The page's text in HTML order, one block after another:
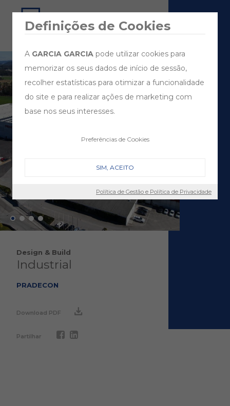
Design & Build
Industrial
PRADECON
Download PDF
Partilhar
Definições de Cookies
A GARCIA GARCIA pode utilizar cookies para
memorizar os seus dados de início de sessão,
recolher estatísticas para otimizar a funcionalidade
do site e para realizar ações de marketing com
base nos seus interesses.
Preferências de Cookies
SIM, ACEITO
Política de Gestão e Política de Privacidade